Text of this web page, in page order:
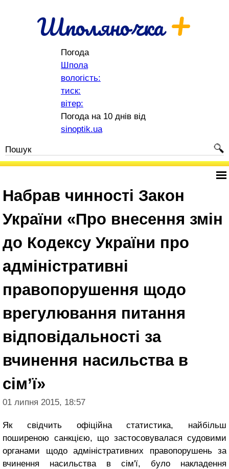
Шполяночка+
Погода
Шпола
вологість:
тиск:
вітер:
Погода на 10 днів від
sinoptik.ua
Набрав чинності Закон
України «Про внесення змін
до Кодексу України про
адміністративні
правопорушення щодо
врегулювання питання
відповідальності за
вчинення насильства в
сім’ї»
01 липня 2015, 18:57
Як свідчить офіційна статистика, найбільш
поширеною санкцією, що застосовувалася судовими
органами щодо адміністративних правопорушень за
вчинення насильства в сім'ї, було накладення